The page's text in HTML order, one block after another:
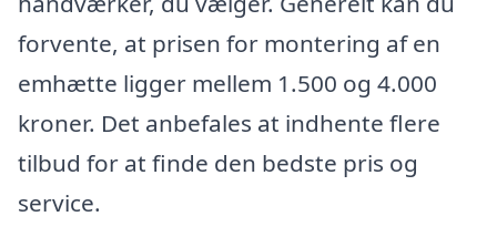
forvente, at prisen for montering af en
emhætte ligger mellem 1.500 og 4.000
kroner. Det anbefales at indhente flere
tilbud for at finde den bedste pris og
service.